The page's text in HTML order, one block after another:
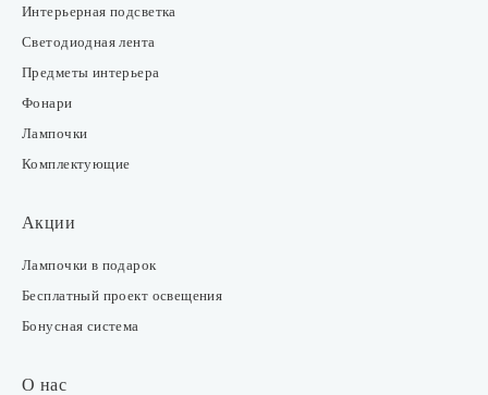
Интерьерная подсветка
Светодиодная лента
Предметы интерьера
Фонари
Лампочки
Комплектующие
Акции
Лампочки в подарок
Бесплатный проект освещения
Бонусная система
О нас